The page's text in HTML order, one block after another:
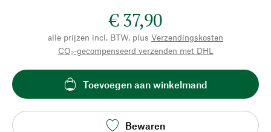
€ 37,90
alle prijzen incl. BTW, plus Verzendingskosten
CO₂-gecompenseerd verzenden met DHL
Toevoegen aan winkelmand
Bewaren